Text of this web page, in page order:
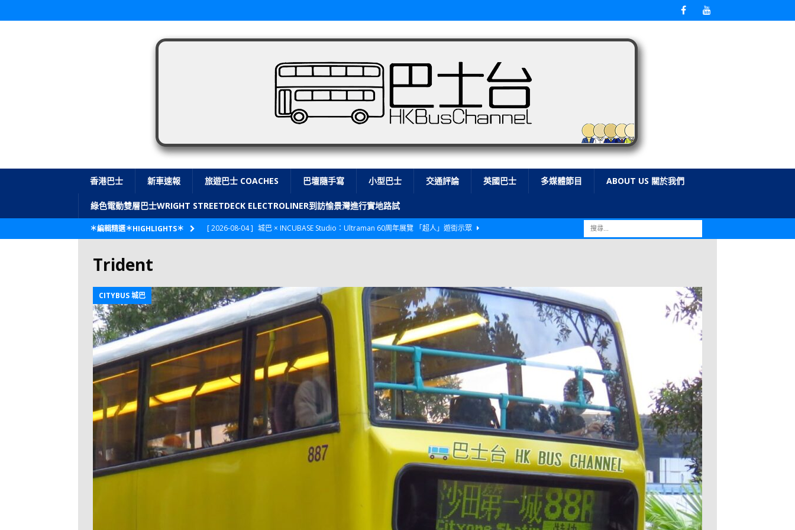
香港巴士 新車速報 旅遊巴士 COACHES 巴壇隨手寫 小型巴士 交通評論 英國巴士 多媒體節目 ABOUT US 關於我們
綠色電動雙層巴士WRIGHT STREETDECK ELECTROLINER到訪愉景灣進行實地路試
＊編輯精選＊HIGHLIGHTS＊ [ 2026-08-04 ] 城巴 × INCUBASE Studio：Ultraman 60周年展覽 「超人」遊街示眾
LONGWIN 九巴及龍運
[ 2026-07-26 ] 【新車速報】第一部 410PS 規格宇通旅遊巴士 – 榮利「樂園快線」仕様
新車速報
[ 2026-07-23 ]
【電車】究竟幾幅插畫係為乜過唔到審批？
公益活動
[ 2026-07-22 ] 【輕鐵】痴卡哇列車2026年暑假陪大家搭「輕鐵發現號」旅遊專綫
MTR 港鐵
VOLVO 全新電動巴士 BERL 樣板車抵港
電動巴士
[ 2026-07-05 ] 美國國慶250，貼部電車慶祝，準備禮物叫人任影
電車
[ 2026-06-24 ] 校巴終於第一滴血了
[ 2026-06-23 ]
【纜車】昂坪360正式開展20周年慶典 玩轉「日與夜」好時光
MTR 港
CITYBUS 城巴
Trident
CITYBUS 城巴